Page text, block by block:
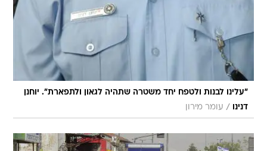
"עלינו לבנות ולטפח יחד משטרה שתהיה לגאון ולתפארת". יוחנן
דנינו
/ עומר מירון